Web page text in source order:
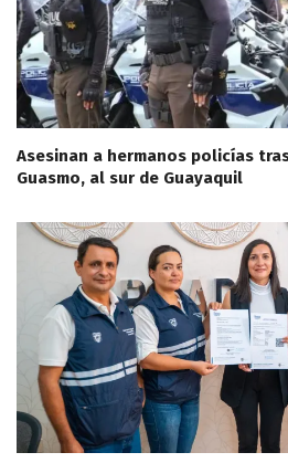
Asesinan a hermanos policías
Guasmo, al sur de Guayaquil